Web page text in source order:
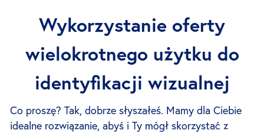
Wykorzystanie oferty
wielokrotnego użytku do
identyfikacji wizualnej
Co proszę? Tak, dobrze słyszałeś. Mamy dla Ciebie
idealne rozwiązanie, abyś i Ty mógł skorzystać z